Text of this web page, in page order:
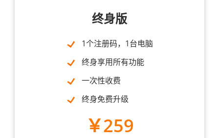
终身版
1个注册码，1台电脑
终身享用所有功能
一次性收费
终身免费升级
￥259